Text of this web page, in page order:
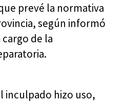
prevé la normativa
según informó
de la
inculpado hizo uso,